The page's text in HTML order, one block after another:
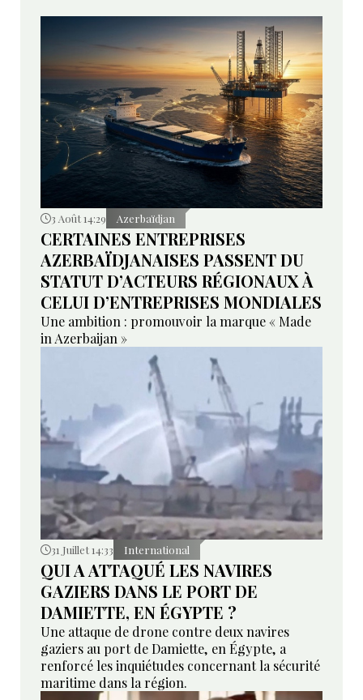
3 Août 14:29 Azerbaïdjan
CERTAINES ENTREPRISES
AZERBAÏDJANAISES PASSENT DU
STATUT D’ACTEURS RÉGIONAUX À
CELUI D’ENTREPRISES MONDIALES
Une ambition : promouvoir la marque « Made
in Azerbaijan »
31 Juillet 14:33 International
QUI A ATTAQUÉ LES NAVIRES
GAZIERS DANS LE PORT DE
DAMIETTE, EN ÉGYPTE ?
Une attaque de drone contre deux navires
gaziers au port de Damiette, en Égypte, a
renforcé les inquiétudes concernant la sécurité
maritime dans la région.